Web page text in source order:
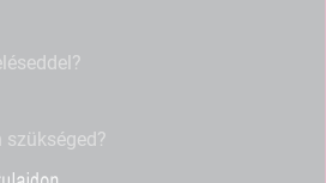
szükséged?